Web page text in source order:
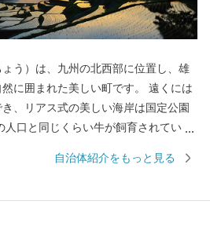
う）は、九州の北西部に位置し、雄
に囲まれた美しい町です。 遠くには
、リアス式の美しい海岸は国定公園
口と同じくらい牛が飼育されている
の幸が豊富な町でもあり、多くの食の
スミカン」「さがほのか」をはじめ
自治体紹介をもっと見る